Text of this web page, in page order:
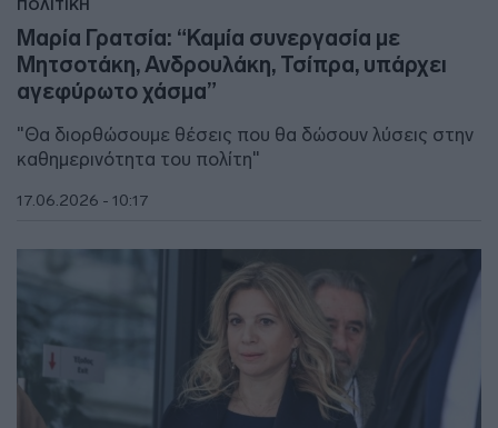
ΠΟΛΙΤΙΚΗ
Μαρία Γρατσία: “Καμία συνεργασία με
Μητσοτάκη, Ανδρουλάκη, Τσίπρα, υπάρχει
αγεφύρωτο χάσμα”
"Θα διορθώσουμε θέσεις που θα δώσουν λύσεις στην
καθημερινότητα του πολίτη"
17.06.2026 - 10:17